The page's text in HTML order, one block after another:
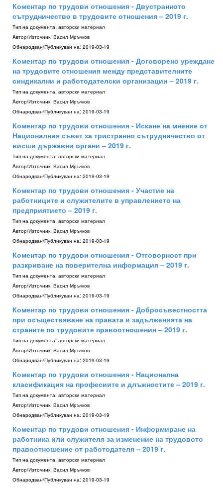
Коментар по трудови отношения - Двустранното
сътрудничество в трудовите отношения – 2019 г.
Тип на документа: авторски материал
Aвтор/Източник: Васил Мръчков
Обнародван/Публикуван на: 2019-03-19
Коментар по трудови отношения - Договорено уреждане
на трудовите отношения между представителните
синдикални и работодателски организации – 2019 г.
Тип на документа: авторски материал
Aвтор/Източник: Васил Мръчков
Обнародван/Публикуван на: 2019-03-19
Коментар по трудови отношения - Искане на мнение от
Националния съвет за тристранно сътрудничество от
висши държавни органи – 2019 г.
Тип на документа: авторски материал
Aвтор/Източник: Васил Мръчков
Обнародван/Публикуван на: 2019-03-19
Коментар по трудови отношения - Участие на
работниците и служителите в управлението на
предприятието – 2019 г.
Тип на документа: авторски материал
Aвтор/Източник: Васил Мръчков
Обнародван/Публикуван на: 2019-03-19
Коментар по трудови отношения - Отговорност при
разкриване на поверителна информация – 2019 г.
Тип на документа: авторски материал
Aвтор/Източник: Васил Мръчков
Обнародван/Публикуван на: 2019-03-19
Коментар по трудови отношения - Добросъвестността
при осъществяване на правата и задълженията на
страните по трудовите правоотношения – 2019 г.
Тип на документа: авторски материал
Aвтор/Източник: Васил Мръчков
Обнародван/Публикуван на: 2019-03-19
Коментар по трудови отношения - Национална
класификация на професиите и длъжностите – 2019 г.
Тип на документа: авторски материал
Aвтор/Източник: Васил Мръчков
Обнародван/Публикуван на: 2019-03-19
Коментар по трудови отношения - Информиране на
работника или служителя за изменение на трудовото
правоотношение от работодателя – 2019 г.
Тип на документа: авторски материал
Aвтор/Източник: Васил Мръчков
Обнародван/Публикуван на: 2019-03-19